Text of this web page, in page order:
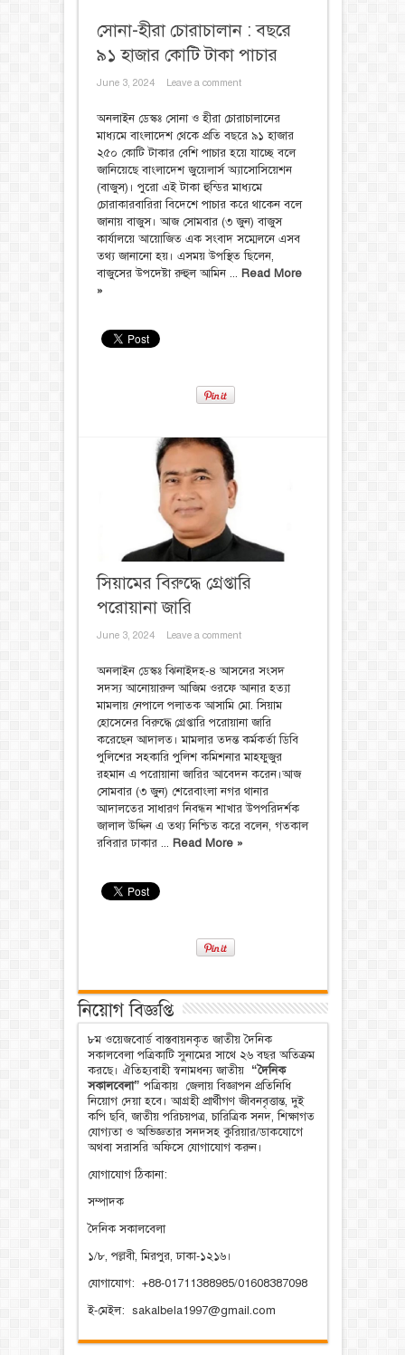
সোনা-হীরা চোরাচালান : বছরে
৯১ হাজার কোটি টাকা পাচার
June 3, 2024 Leave a comment
অনলাইন ডেস্কঃ সোনা ও হীরা চোরাচালানের
মাধ্যমে বাংলাদেশ থেকে প্রতি বছরে ৯১ হাজার
২৫০ কোটি টাকার বেশি পাচার হয়ে যাচ্ছে বলে
জানিয়েছে বাংলাদেশ জুয়েলার্স অ্যাসোসিয়েশন
(বাজুস)। পুরো এই টাকা হুন্ডির মাধ্যমে
চোরাকারবারিরা বিদেশে পাচার করে থাকেন বলে
জানায় বাজুস। আজ সোমবার (৩ জুন) বাজুস
কার্যালয়ে আয়োজিত এক সংবাদ সম্মেলনে এসব
তথ্য জানানো হয়। এসময় উপস্থিত ছিলেন,
বাজুসের উপদেষ্টা রুহুল আমিন ... Read More
»
সিয়ামের বিরুদ্ধে গ্রেপ্তারি
পরোয়ানা জারি
June 3, 2024 Leave a comment
অনলাইন ডেস্কঃ ঝিনাইদহ-৪ আসনের সংসদ
সদস্য আনোয়ারুল আজিম ওরফে আনার হত্যা
মামলায় নেপালে পলাতক আসামি মো. সিয়াম
হোসেনের বিরুদ্ধে গ্রেপ্তারি পরোয়ানা জারি
করেছেন আদালত। মামলার তদন্ত কর্মকর্তা ডিবি
পুলিশের সহকারি পুলিশ কমিশনার মাহফুজুর
রহমান এ পরোয়ানা জারির আবেদন করেন।আজ
সোমবার (৩ জুন) শেরেবাংলা নগর থানার
আদালতের সাধারণ নিবন্ধন শাখার উপপরিদর্শক
জালাল উদ্দিন এ তথ্য নিশ্চিত করে বলেন, গতকাল
রবিরার ঢাকার ... Read More »
নিয়োগ বিজ্ঞপ্তি
৮ম ওয়েজবোর্ড বাস্তবায়নকৃত জাতীয় দৈনিক
সকালবেলা পত্রিকাটি সুনামের সাথে ২৬ বছর অতিক্রম
করছে। ঐতিহ্যবাহী স্বনামধন্য জাতীয় “দৈনিক
সকালবেলা” পত্রিকায় জেলায় বিজ্ঞাপন প্রতিনিধি
নিয়োগ দেয়া হবে। আগ্রহী প্রার্থীগণ জীবনবৃত্তান্ত, দুই
কপি ছবি, জাতীয় পরিচয়পত্র, চারিত্রিক সনদ, শিক্ষাগত
যোগ্যতা ও অভিজ্ঞতার সনদসহ কুরিয়ার/ডাকযোগে
অথবা সরাসরি অফিসে যোগাযোগ করুন।
যোগাযোগ ঠিকানা:
সম্পাদক
দৈনিক সকালবেলা
১/৮, পল্লবী, মিরপুর, ঢাকা-১২১৬।
যোগাযোগ: +88-01711388985/01608387098
ই-মেইল: sakalbela1997@gmail.com